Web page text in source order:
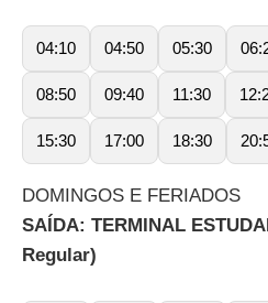
04:10 04:50 05:30
08:50 09:40 11:30
15:30 17:00 18:30
DOMINGOS E FERIADOS
SAÍDA: TERMINAL
Regular)